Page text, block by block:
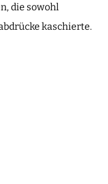
die sowohl
kaschierte.